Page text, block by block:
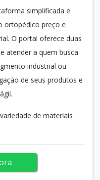
simplificada e
ortopédico preço e
O portal oferece duas
atender a quem busca
industrial ou
de seus produtos e
de materiais